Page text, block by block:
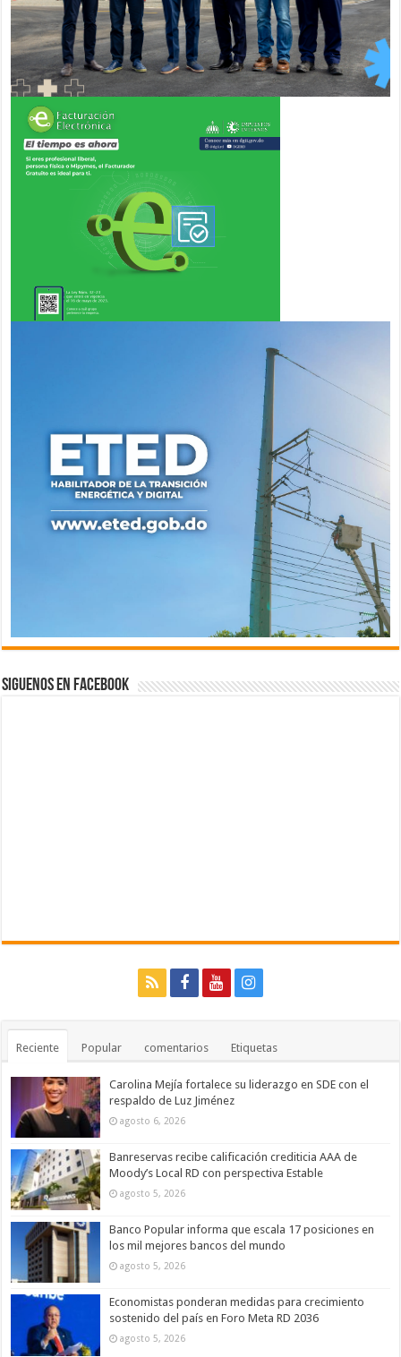
Siguenos en Facebook
Reciente Popular comentarios Etiquetas
Carolina Mejía fortalece su liderazgo en SDE con el
respaldo de Luz Jiménez
agosto 6, 2026
Banreservas recibe calificación crediticia AAA de
Moody’s Local RD con perspectiva Estable
agosto 5, 2026
Banco Popular informa que escala 17 posiciones en
los mil mejores bancos del mundo
agosto 5, 2026
Economistas ponderan medidas para crecimiento
sostenido del país en Foro Meta RD 2036
agosto 5, 2026